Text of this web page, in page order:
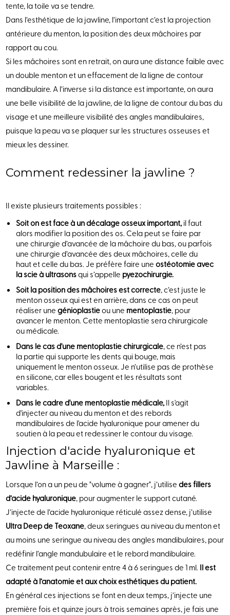
tente, la toile va se tendre.
Dans l’esthétique de la jawline, l’important c’est la projection
antérieure du menton, la position des deux mâchoires par
rapport au cou.
Si les mâchoires sont en retrait, on aura une distance faible avec
un double menton et un effacement de la ligne de contour
mandibulaire. A l’inverse si la distance est importante, on aura
une belle visibilité de la jawline, de la ligne de contour du bas du
visage et une meilleure visibilité des angles mandibulaires,
puisque la peau va se plaquer sur les structures osseuses et
mieux les dessiner.
Comment redessiner la jawline ?
Il existe plusieurs traitements possibles :
Soit on est face à un décalage osseux important, il faut
alors modifier la position des os. Cela peut se faire par
une chirurgie d’avancée de la mâchoire du bas, ou parfois
une chirurgie d’avancée des deux mâchoires, celle du
haut et celle du bas. Je préfère faire uneostéotomie avec
la scie à ultrasonsqui s’appelle pyezochirurgie.
Soit la position des mâchoires est correcte, c’est juste le
menton osseux qui est en arrière, dans ce cas on peut
réaliser unegénioplastieou une mentoplastie, pour
avancer le menton. Cette mentoplastie sera chirurgicale
ou médicale.
Dans le cas d'une mentoplastie chirurgicale, ce n’est pas
la partie qui supporte les dents qui bouge, mais
uniquement le menton osseux. Je n’utilise pas de prothèse
en silicone, car elles bougent et les résultats sont
variables.
Dans le cadre d'une mentoplastie médicale, Il s'agit
d'injecter au niveau du menton et des rebords
mandibulaires de l'acide hyaluronique pour amener du
soutien à la peau et redessiner le contour du visage.
Injection d'acide hyaluronique et
Jawline à Marseille :
Lorsque l’on a un peu de "volume à gagner", j’utilisedes fillers
d’acide hyaluronique, pour augmenter le support cutané.
J’injecte de l’acide hyaluronique réticulé assez dense, j’utilise
Ultra Deep de Teoxane, deux seringues au niveau du menton et
au moins une seringue au niveau des angles mandibulaires, pour
redéfinir l’angle mandubulaire et le rebord mandibulaire.
Ce traitement peut contenir entre 4 à 6 seringues de 1 ml. Il est
adapté à l’anatomie et aux choix esthétiques du patient.
En général ces injections se font en deux temps, j’injecte une
première fois et quinze jours à trois semaines après, je fais une